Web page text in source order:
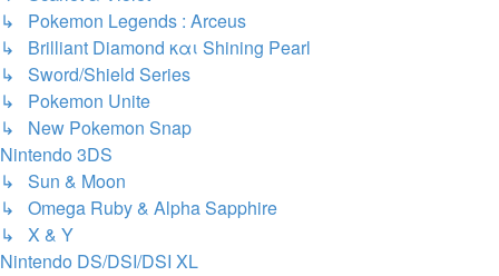
↳ Pokemon Legends : Arceus
↳ Brilliant Diamond και Shining Pearl
↳ Sword/Shield Series
↳ Pokemon Unite
↳ New Pokemon Snap
Nintendo 3DS
↳ Sun & Moon
↳ Omega Ruby & Alpha Sapphire
↳ X & Y
Nintendo DS/DSI/DSI XL